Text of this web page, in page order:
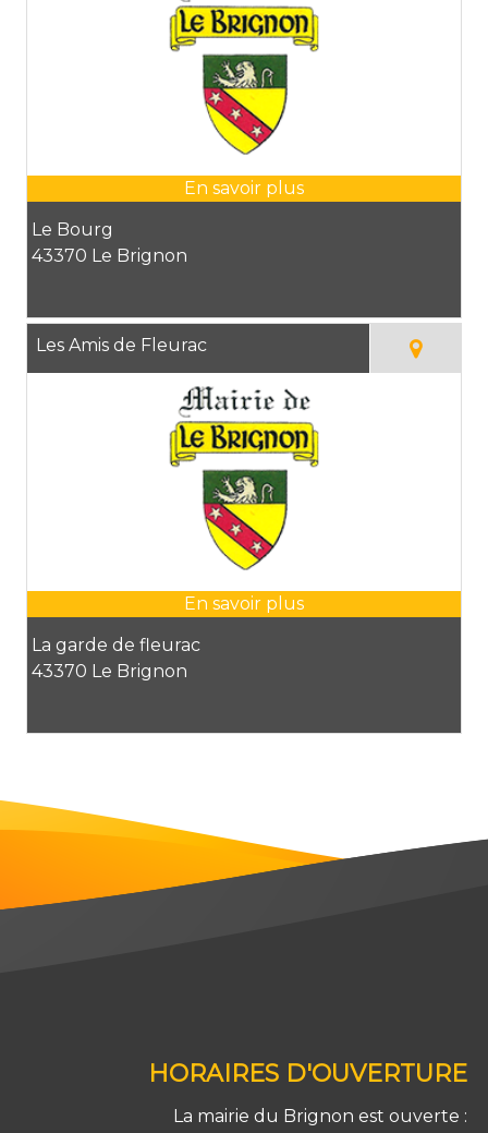
Le Bourg
43370 Le Brignon
Les Amis de Fleurac
La garde de fleurac
43370 Le Brignon
HORAIRES D'OUVERTURE
La mairie du Brignon est ouverte :